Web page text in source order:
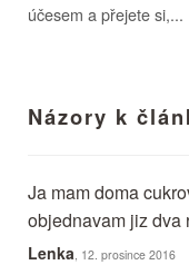
účesem a přejete si,...
Názory k
Ja mam doma
objednavam jiz dva
Lenka , 12. prosince 2016